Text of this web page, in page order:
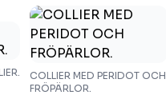
COLLIER MED PERIDOT OCH
FRÖPÄRLOR.